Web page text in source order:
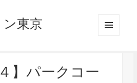
東京
】パークコー